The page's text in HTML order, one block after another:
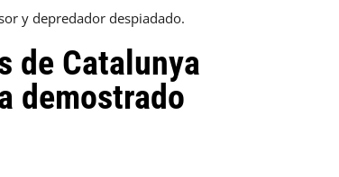
y depredador despiadado.
de Catalunya
demostrado